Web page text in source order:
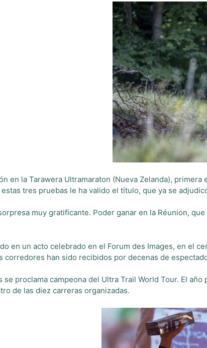
en la Tarawera Ultramaraton (Nueva Zelanda),
tres pruebas le ha valido el título, que ya se
muy gratificante. Poder ganar en la Réunion,
en un acto celebrado en el Forum des Images, en el
corredores han sido recibidos por decenas de
se proclama campeona del Ultra Trail World Tour. El
de las diez carreras organizadas.